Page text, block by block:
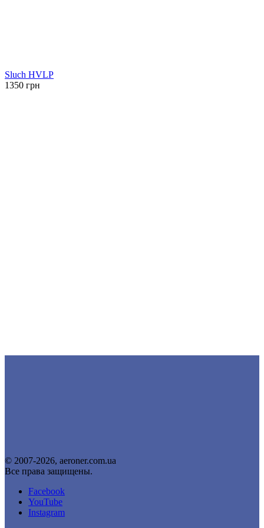
Sluch HVLP
1350 грн
© 2007-2026, aeroner.com.ua
Все права защищены.
Facebook
YouTube
Instagram